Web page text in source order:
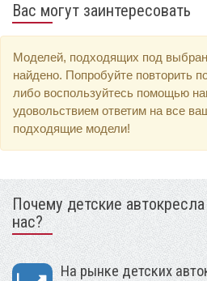
Вас могут заинтересовать
Моделей, подходящих под
найдено. Попробуйте повторить
либо воспользуйтесь помощью
удовольствием ответим на все
подходящие модели!
Почему детские
нас?
На рынке детских